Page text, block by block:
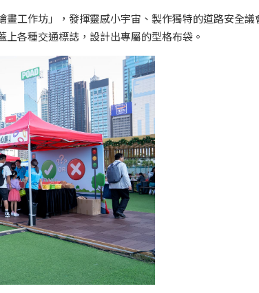
畫工作坊」，發揮靈感小宇宙、製作獨特的道路安全
各種交通標誌，設計出專屬的型格布袋。